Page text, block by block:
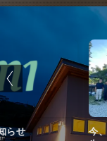
と。3「古民家再